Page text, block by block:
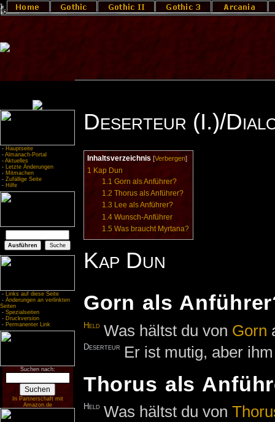
- Hauptseite
- Almanach-Portal
- Aktuelles
- Letzte Änderungen
- Mitmachen
- Zufällige Seite
- Hilfe
- Links auf diese Seite
- Änderungen an verlinkten
Seiten
- Spezialseiten
- Druckversion
- Permanenter Link
Suchen nach:
In Partnerschaft mit
Amazon.de
Deserteur (I.)/
Inhaltsverzeichnis [Verbergen]
1 Kap Dun
1.1 Gorn als Anführer?
1.2 Thorus als Anführer?
1.3 Lee als Anführer?
1.4 Wunsch-Anführer
1.5 Was braucht Myrtana?
Kap Dun
Gorn als
Held Was hältst du von Gorn
Deserteur Er ist mutig, aber
Thorus als
Held Was hältst du von